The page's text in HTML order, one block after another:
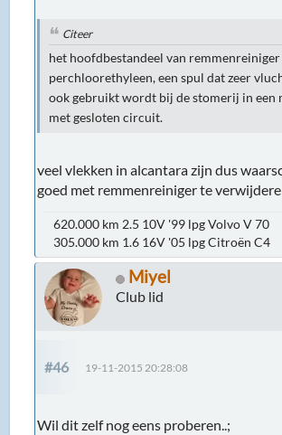
Citeer
het hoofdbestandeel van remmenreiniger
perchloorethyleen, een spul dat zeer
ook gebruikt wordt bij de stomerij in een
met gesloten circuit.
veel vlekken in alcantara zijn dus
goed met remmenreiniger te
620.000 km 2.5 10V '99 lpg Volvo V 70
305.000 km 1.6 16V '05 lpg Citroën C4
Miyel
Club lid
#46 19-11-2015 20:28:08
Wil dit zelf nog eens proberen..;